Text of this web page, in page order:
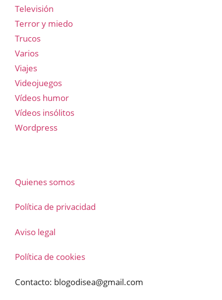
Televisión
Terror y miedo
Trucos
Varios
Viajes
Videojuegos
Vídeos humor
Vídeos insólitos
Wordpress
Quienes somos
Política de privacidad
Aviso legal
Política de cookies
Contacto: blogodisea@gmail.com